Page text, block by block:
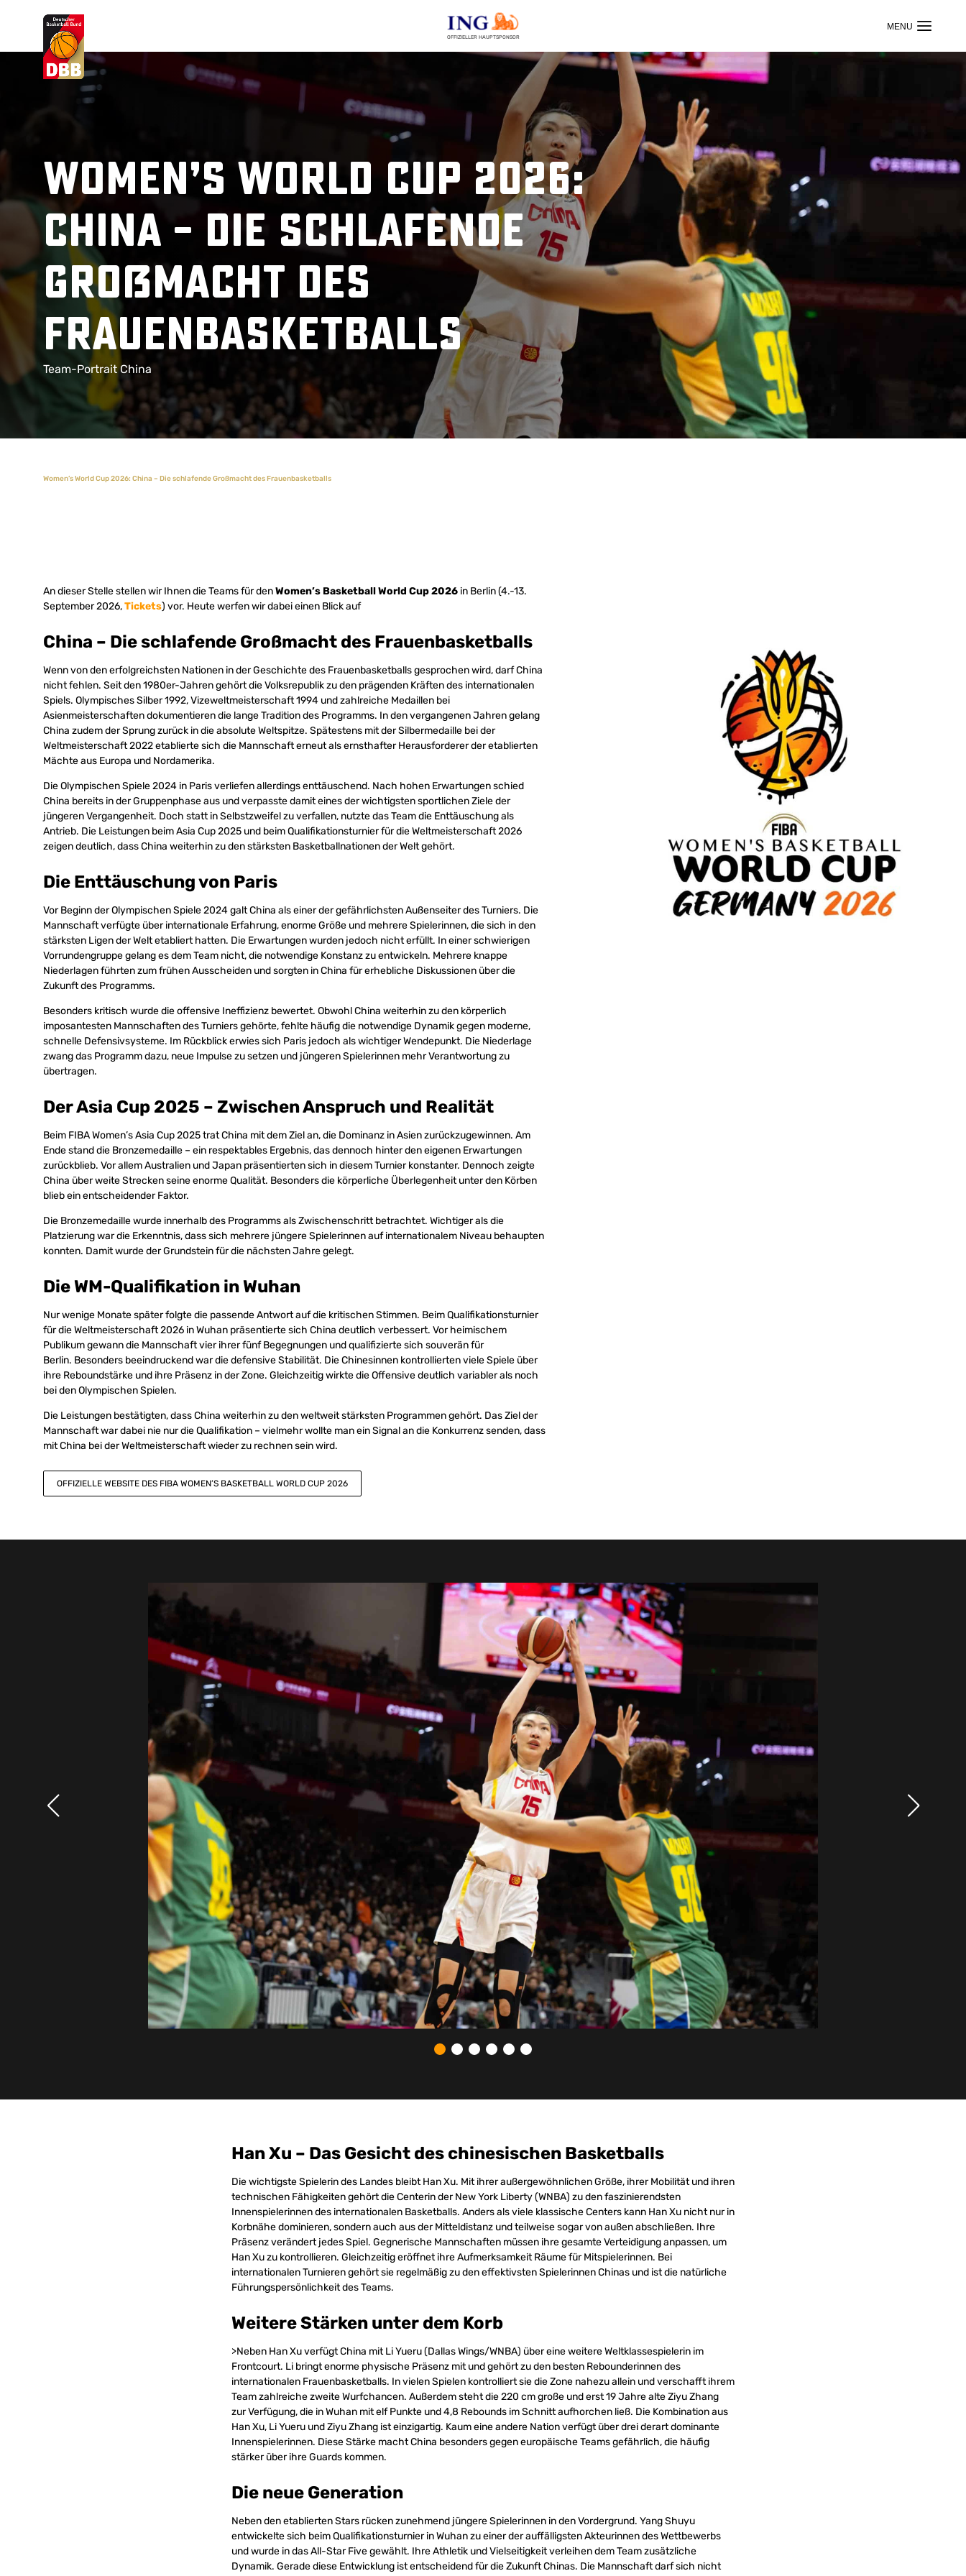
OFFIZIELLER HAUPTSPONSOR
Suchvorschläge
Women’s World Cup 2026:
China – Die schlafende
Großmacht des
Frauenbasketballs
Team-Portrait China
Women’s World Cup 2026: China – Die schlafende Großmacht des Frauenbasketballs
An dieser Stelle stellen wir Ihnen die Teams für denWomen’s Basketball World Cup 2026 in Berlin (4.-13.
September 2026,Tickets) vor. Heute werfen wir dabei einen Blick auf
China – Die schlafende Großmacht des Frauenbasketballs
Wenn von den erfolgreichsten Nationen in der Geschichte des Frauenbasketballs gesprochen wird, darf China
nicht fehlen. Seit den 1980er-Jahren gehört die Volksrepublik zu den prägenden Kräften des internationalen
Spiels. Olympisches Silber 1992, Vizeweltmeisterschaft 1994 und zahlreiche Medaillen bei
Asienmeisterschaften dokumentieren die lange Tradition des Programms. In den vergangenen Jahren gelang
China zudem der Sprung zurück in die absolute Weltspitze. Spätestens mit der Silbermedaille bei der
Weltmeisterschaft 2022 etablierte sich die Mannschaft erneut als ernsthafter Herausforderer der etablierten
Mächte aus Europa und Nordamerika.
Die Olympischen Spiele 2024 in Paris verliefen allerdings enttäuschend. Nach hohen Erwartungen schied
China bereits in der Gruppenphase aus und verpasste damit eines der wichtigsten sportlichen Ziele der
jüngeren Vergangenheit. Doch statt in Selbstzweifel zu verfallen, nutzte das Team die Enttäuschung als
Antrieb. Die Leistungen beim Asia Cup 2025 und beim Qualifikationsturnier für die Weltmeisterschaft 2026
zeigen deutlich, dass China weiterhin zu den stärksten Basketballnationen der Welt gehört.
Die Enttäuschung von Paris
Vor Beginn der Olympischen Spiele 2024 galt China als einer der gefährlichsten Außenseiter des Turniers. Die
Mannschaft verfügte über internationale Erfahrung, enorme Größe und mehrere Spielerinnen, die sich in den
stärksten Ligen der Welt etabliert hatten. Die Erwartungen wurden jedoch nicht erfüllt. In einer schwierigen
Vorrundengruppe gelang es dem Team nicht, die notwendige Konstanz zu entwickeln. Mehrere knappe
Niederlagen führten zum frühen Ausscheiden und sorgten in China für erhebliche Diskussionen über die
Zukunft des Programms.
Besonders kritisch wurde die offensive Ineffizienz bewertet. Obwohl China weiterhin zu den körperlich
imposantesten Mannschaften des Turniers gehörte, fehlte häufig die notwendige Dynamik gegen moderne,
schnelle Defensivsysteme. Im Rückblick erwies sich Paris jedoch als wichtiger Wendepunkt. Die Niederlage
zwang das Programm dazu, neue Impulse zu setzen und jüngeren Spielerinnen mehr Verantwortung zu
übertragen.
Der Asia Cup 2025 – Zwischen Anspruch und Realität
Beim FIBA Women’s Asia Cup 2025 trat China mit dem Ziel an, die Dominanz in Asien zurückzugewinnen. Am
Ende stand die Bronzemedaille – ein respektables Ergebnis, das dennoch hinter den eigenen Erwartungen
zurückblieb. Vor allem Australien und Japan präsentierten sich in diesem Turnier konstanter. Dennoch zeigte
China über weite Strecken seine enorme Qualität. Besonders die körperliche Überlegenheit unter den Körben
blieb ein entscheidender Faktor.
Die Bronzemedaille wurde innerhalb des Programms als Zwischenschritt betrachtet. Wichtiger als die
Platzierung war die Erkenntnis, dass sich mehrere jüngere Spielerinnen auf internationalem Niveau behaupten
konnten. Damit wurde der Grundstein für die nächsten Jahre gelegt.
Die WM-Qualifikation in Wuhan
Nur wenige Monate später folgte die passende Antwort auf die kritischen Stimmen. Beim Qualifikationsturnier
für die Weltmeisterschaft 2026 in Wuhan präsentierte sich China deutlich verbessert. Vor heimischem
Publikum gewann die Mannschaft vier ihrer fünf Begegnungen und qualifizierte sich souverän für
Berlin. Besonders beeindruckend war die defensive Stabilität. Die Chinesinnen kontrollierten viele Spiele über
ihre Reboundstärke und ihre Präsenz in der Zone. Gleichzeitig wirkte die Offensive deutlich variabler als noch
bei den Olympischen Spielen.
Die Leistungen bestätigten, dass China weiterhin zu den weltweit stärksten Programmen gehört. Das Ziel der
Mannschaft war dabei nie nur die Qualifikation – vielmehr wollte man ein Signal an die Konkurrenz senden, dass
mit China bei der Weltmeisterschaft wieder zu rechnen sein wird.
OFFIZIELLE WEBSITE DES FIBA WOMEN’S BASKETBALL WORLD CUP 2026
Han Xu – Das Gesicht des chinesischen Basketballs
Die wichtigste Spielerin des Landes bleibt Han Xu. Mit ihrer außergewöhnlichen Größe, ihrer Mobilität und ihren
technischen Fähigkeiten gehört die Centerin der New York Liberty (WNBA) zu den faszinierendsten
Innenspielerinnen des internationalen Basketballs. Anders als viele klassische Centers kann Han Xu nicht nur in
Korbnähe dominieren, sondern auch aus der Mitteldistanz und teilweise sogar von außen abschließen. Ihre
Präsenz verändert jedes Spiel. Gegnerische Mannschaften müssen ihre gesamte Verteidigung anpassen, um
Han Xu zu kontrollieren. Gleichzeitig eröffnet ihre Aufmerksamkeit Räume für Mitspielerinnen. Bei
internationalen Turnieren gehört sie regelmäßig zu den effektivsten Spielerinnen Chinas und ist die natürliche
Führungspersönlichkeit des Teams.
Weitere Stärken unter dem Korb
>Neben Han Xu verfügt China mit Li Yueru (Dallas Wings/WNBA) über eine weitere Weltklassespielerin im
Frontcourt. Li bringt enorme physische Präsenz mit und gehört zu den besten Rebounderinnen des
internationalen Frauenbasketballs. In vielen Spielen kontrolliert sie die Zone nahezu allein und verschafft ihrem
Team zahlreiche zweite Wurfchancen. Außerdem steht die 220 cm große und erst 19 Jahre alte Ziyu Zhang
zur Verfügung, die in Wuhan mit elf Punkte und 4,8 Rebounds im Schnitt aufhorchen ließ. Die Kombination aus
Han Xu, Li Yueru und Ziyu Zhang ist einzigartig. Kaum eine andere Nation verfügt über drei derart dominante
Innenspielerinnen. Diese Stärke macht China besonders gegen europäische Teams gefährlich, die häufig
stärker über ihre Guards kommen.
Die neue Generation
Neben den etablierten Stars rücken zunehmend jüngere Spielerinnen in den Vordergrund. Yang Shuyu
entwickelte sich beim Qualifikationsturnier in Wuhan zu einer der auffälligsten Akteurinnen des Wettbewerbs
und wurde in das All-Star Five gewählt. Ihre Athletik und Vielseitigkeit verleihen dem Team zusätzliche
Dynamik. Gerade diese Entwicklung ist entscheidend für die Zukunft Chinas. Die Mannschaft darf sich nicht